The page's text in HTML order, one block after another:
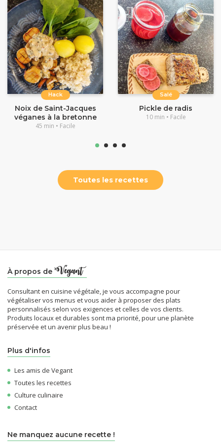
Hack
Noix de Saint-Jacques
véganes à la bretonne
45 min • Facile
Salé
Pickle de radis
10 min • Facile
Toutes les recettes
À propos de
Consultant en cuisine végétale, je vous accompagne pour
végétaliser vos menus et vous aider à proposer des plats
personnalisés selon vos exigences et celles de vos clients.
Produits locaux et durables sont ma priorité, pour une planète
préservée et un avenir plus beau !
Plus d'infos
Les amis de Vegant
Toutes les recettes
Culture culinaire
Contact
Ne manquez aucune recette !